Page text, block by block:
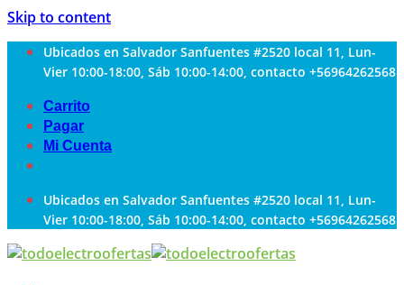
Skip to content
Ubicados en Salvador Sanfuentes #2520 local 11, Lun-
Vier 10:00-18:00, Sáb 10:00-14:00, contacto +56964262568
Carrito
Pagar
Mi Cuenta
Ubicados en Salvador Sanfuentes #2520 local 11, Lun-
Vier 10:00-18:00, Sáb 10:00-14:00, contacto +56964262568